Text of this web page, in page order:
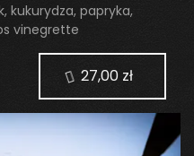
kukurydza, papryka,
vinegrette